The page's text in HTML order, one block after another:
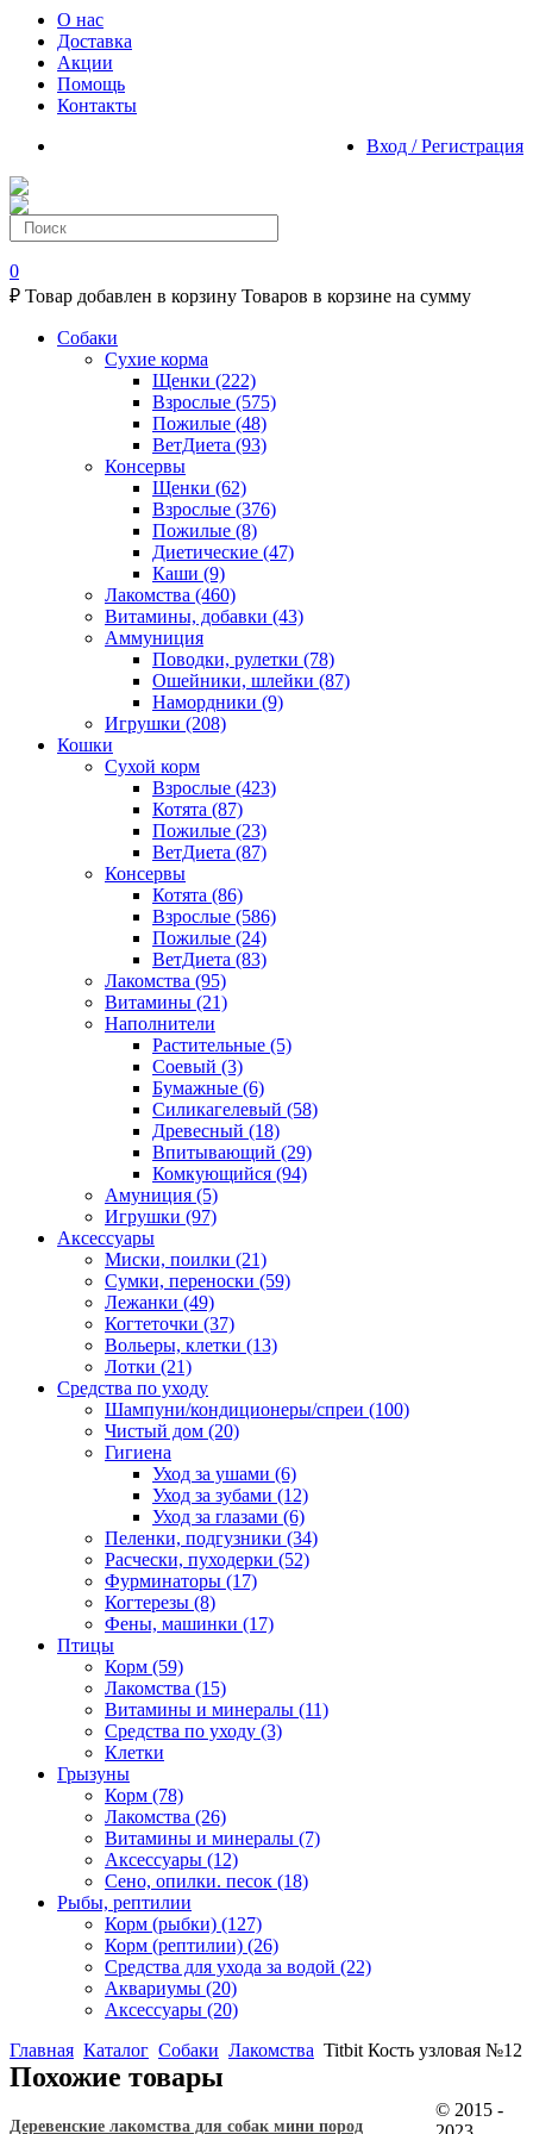
О нас
Доставка
Акции
Помощь
Контакты
Вход / Регистрация
0
₽ Товар добавлен в корзину Товаров в корзине на сумму
Собаки
Сухие корма
Щенки (222)
Взрослые (575)
Пожилые (48)
ВетДиета (93)
Консервы
Щенки (62)
Взрослые (376)
Пожилые (8)
Диетические (47)
Каши (9)
Лакомства (460)
Витамины, добавки (43)
Аммуниция
Поводки, рулетки (78)
Ошейники, шлейки (87)
Намордники (9)
Игрушки (208)
Кошки
Сухой корм
Взрослые (423)
Котята (87)
Пожилые (23)
ВетДиета (87)
Консервы
Котята (86)
Взрослые (586)
Пожилые (24)
ВетДиета (83)
Лакомства (95)
Витамины (21)
Наполнители
Растительные (5)
Соевый (3)
Бумажные (6)
Силикагелевый (58)
Древесный (18)
Впитывающий (29)
Комкующийся (94)
Амуниция (5)
Игрушки (97)
Аксессуары
Миски, поилки (21)
Сумки, переноски (59)
Лежанки (49)
Когтеточки (37)
Вольеры, клетки (13)
Лотки (21)
Средства по уходу
Шампуни/кондиционеры/спреи (100)
Чистый дом (20)
Гигиена
Уход за ушами (6)
Уход за зубами (12)
Уход за глазами (6)
Пеленки, подгузники (34)
Расчески, пуходерки (52)
Фурминаторы (17)
Когтерезы (8)
Фены, машинки (17)
Птицы
Корм (59)
Лакомства (15)
Витамины и минералы (11)
Средства по уходу (3)
Клетки
Грызуны
Корм (78)
Лакомства (26)
Витамины и минералы (7)
Аксессуары (12)
Сено, опилки. песок (18)
Рыбы, рептилии
Корм (рыбки) (127)
Корм (рептилии) (26)
Средства для ухода за водой (22)
Аквариумы (20)
Аксессуары (20)
Главная Каталог Собаки Лакомства Titbit Кость узловая №12
Похожие товары
Деревенские лакомства для собак мини пород
© 2015 -